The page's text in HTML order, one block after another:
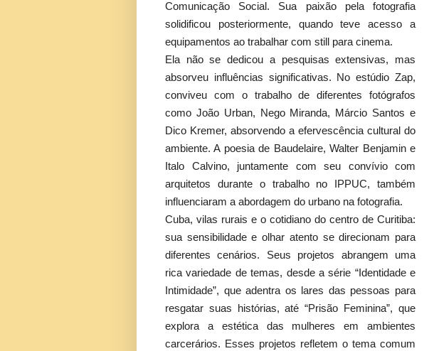
Comunicação Social. Sua paixão pela fotografia
solidificou posteriormente, quando teve acesso a
equipamentos ao trabalhar com still para cinema.
Ela não se dedicou a pesquisas extensivas, mas
absorveu influências significativas. No estúdio Zap,
conviveu com o trabalho de diferentes fotógrafos
como João Urban, Nego Miranda, Márcio Santos e
Dico Kremer, absorvendo a efervescência cultural do
ambiente. A poesia de Baudelaire, Walter Benjamin e
Italo Calvino, juntamente com seu convívio com
arquitetos durante o trabalho no IPPUC, também
influenciaram a abordagem do urbano na fotografia.
Cuba, vilas rurais e o cotidiano do centro de Curitiba:
sua sensibilidade e olhar atento se direcionam para
diferentes cenários. Seus projetos abrangem uma
rica variedade de temas, desde a série “Identidade e
Intimidade”, que adentra os lares das pessoas para
resgatar suas histórias, até “Prisão Feminina”, que
explora a estética das mulheres em ambientes
carcerários. Esses projetos refletem o tema comum